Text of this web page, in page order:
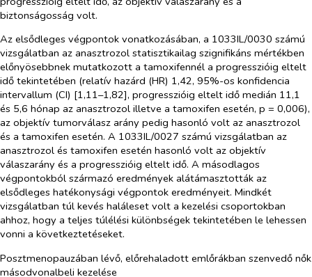
biztonságosság volt.
Az elsődleges végpontok vonatkozásában, a 1033IL/0030 számú
vizsgálatban az anasztrozol statisztikailag szignifikáns mértékben
előnyösebbnek mutatkozott a tamoxifennél a progresszióig eltelt
idő tekintetében (relatív hazárd (HR) 1,42, 95%-os konfidencia
intervallum (CI) [1,11–1,82], progresszióig eltelt idő medián 11,1
és 5,6 hónap az anasztrozol illetve a tamoxifen esetén, p = 0,006),
az objektív tumorválasz arány pedig hasonló volt az anasztrozol
és a tamoxifen esetén. A 1033IL/0027 számú vizsgálatban az
anasztrozol és tamoxifen esetén hasonló volt az objektív
válaszarány és a progresszióig eltelt idő. A másodlagos
végpontokból származó eredmények alátámasztották az
elsődleges hatékonysági végpontok eredményeit. Mindkét
vizsgálatban túl kevés haláleset volt a kezelési csoportokban
ahhoz, hogy a teljes túlélési különbségek tekintetében le lehessen
vonni a következtetéseket.
Posztmenopauzában lévő, előrehaladott emlőrákban szenvedő nők
másodvonalbeli kezelése